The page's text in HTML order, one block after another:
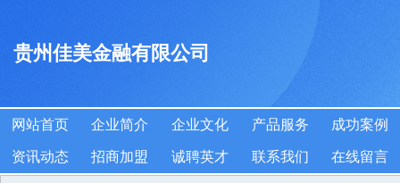
贵州佳美金融有限公司
网站首页 企业简介 企业文化 产品服务 成功案例
资讯动态 招商加盟 诚聘英才 联系我们 在线留言